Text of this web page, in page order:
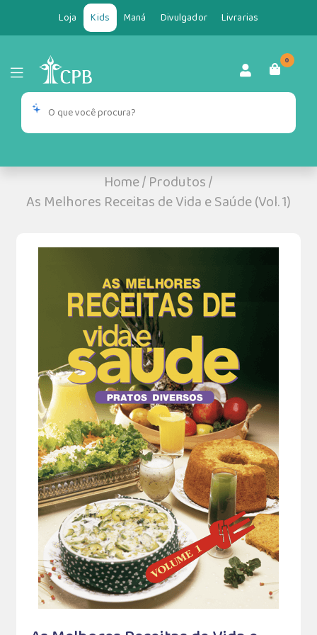
Loja Kids Maná Divulgador Livrarias
0
Home/Produtos/
As Melhores Receitas de Vida e Saúde (Vol. 1)